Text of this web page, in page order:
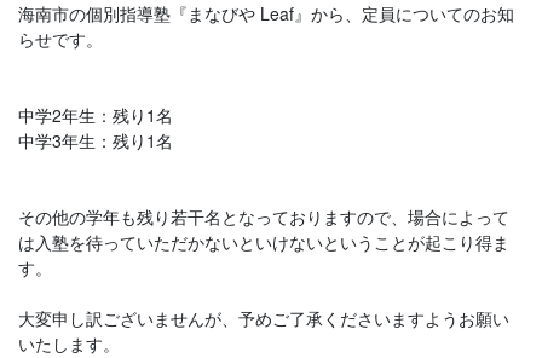
海南市の個別指導塾『まなびや Leaf』から、定員についてのお知
らせです。
中学2年生：残り1名
中学3年生：残り1名
その他の学年も残り若干名となっておりますので、場合によって
は入塾を待っていただかないといけないということが起こり得ま
す。
大変申し訳ございませんが、予めご了承くださいますようお願い
いたします。